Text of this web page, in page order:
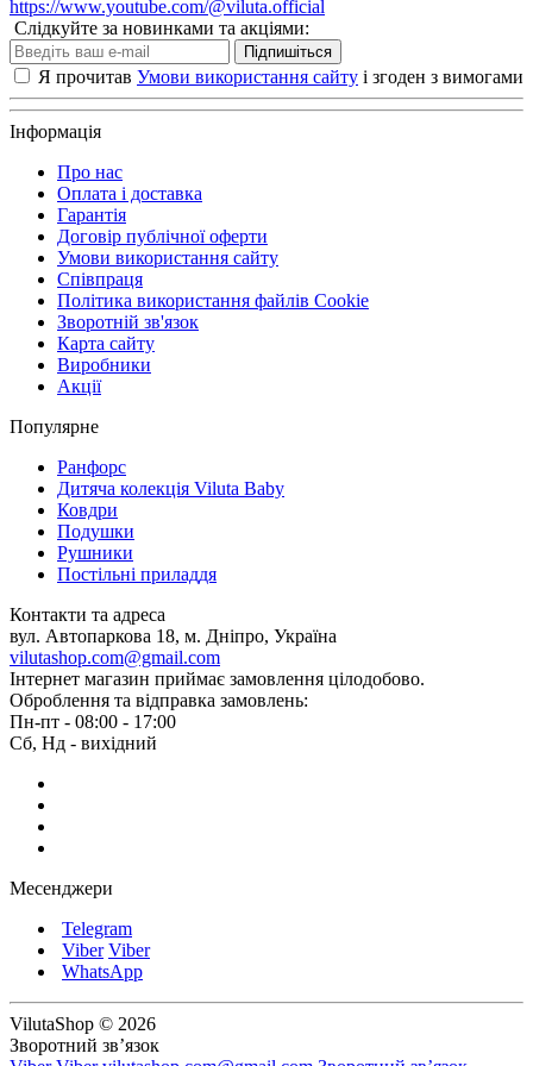
https://www.youtube.com/@viluta.official
Слідкуйте за новинками та акціями:
Підпишіться
Я прочитав Умови використання сайту і згоден з вимогами
Інформація
Про нас
Оплата і доставка
Гарантія
Договір публічної оферти
Умови використання сайту
Співпраця
Політика використання файлів Cookie
Зворотній зв'язок
Карта сайту
Виробники
Акції
Популярне
Ранфорс
Дитяча колекція Viluta Baby
Ковдри
Подушки
Рушники
Постільні приладдя
Контакти та адреса
вул. Автопаркова 18, м. Дніпро, Україна
vilutashop.com@gmail.com
Інтернет магазин приймає замовлення цілодобово.
Оброблення та відправка замовлень:
Пн-пт - 08:00 - 17:00
Сб, Нд - вихідний
Месенджери
Telegram
Viber Viber
WhatsApp
VilutaShop © 2026
Зворотний зв’язок